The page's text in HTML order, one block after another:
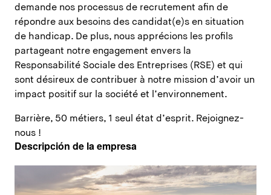
demande nos processus de recrutement afin de
répondre aux besoins des candidat(e)s en situation
de handicap. De plus, nous apprécions les profils
partageant notre engagement envers la
Responsabilité Sociale des Entreprises (RSE) et qui
sont désireux de contribuer à notre mission d’avoir un
impact positif sur la société et l’environnement.
Barrière, 50 métiers, 1 seul état d’esprit. Rejoignez-
nous !
Descripción de la empresa